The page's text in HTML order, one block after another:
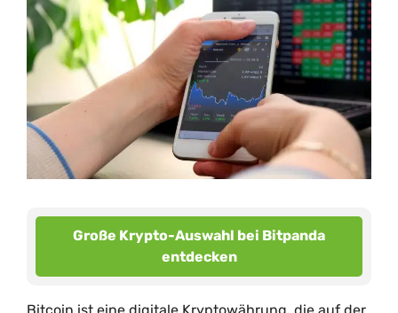
Große Krypto-Auswahl bei Bitpanda
entdecken